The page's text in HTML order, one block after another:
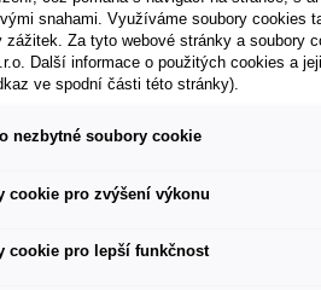
můžete vozidlo rozšířit o
Volkswagen Connect
snahami. Využíváme soubory cookies
zážitek. Za tyto webové stránky a soubory
Další informace o použitých cookies a
ve spodní části této stránky).
nezbytné soubory cookie
cookie pro zvýšení výkonu
cookie pro lepší funkčnost